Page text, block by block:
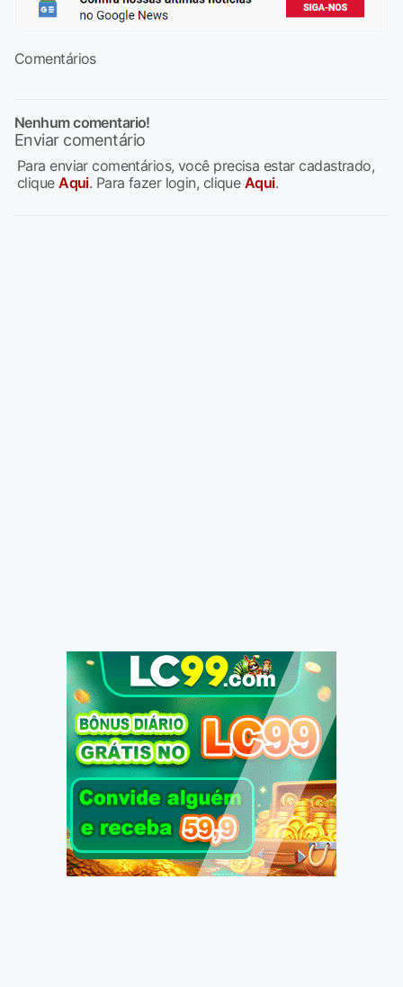
Comentários
Nenhum comentario!
Enviar comentário
Para enviar comentários, você precisa estar cadastrado,
cliqueAqui. Para fazer login, clique Aqui.